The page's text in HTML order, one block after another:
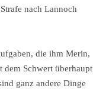
nach Lannoch
die ihm Merin,
Schwert überhaupt
ganz andere Dinge